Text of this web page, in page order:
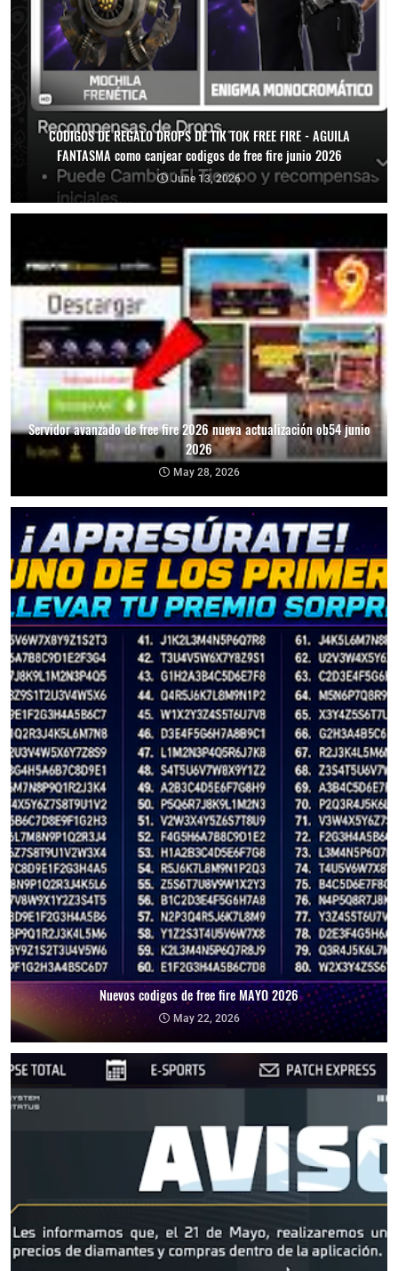
CODIGOS DE REGALO DROPS DE TIK TOK FREE FIRE - AGUILA
FANTASMA como canjear codigos de free fire junio 2026
June 13, 2026
Servidor avanzado de free fire 2026 nueva actualización ob54 junio
2026
May 28, 2026
Nuevos codigos de free fire MAYO 2026
May 22, 2026